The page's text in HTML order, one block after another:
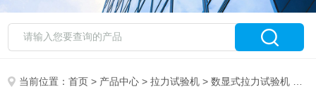
当前位置：首页 > 产品中心 >拉力试验机 >数显式拉力试验机